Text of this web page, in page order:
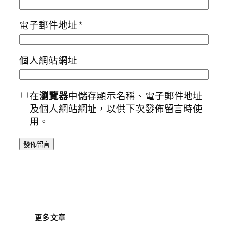
電子郵件地址*
個人網站網址
在瀏覽器中儲存顯示名稱、電子郵件地址
及個人網站網址，以供下次發佈留言時使
用。
更多文章